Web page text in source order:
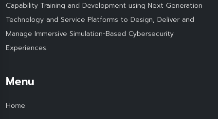
Capability Training and Development using Next Generation
Technology and Service Platforms to Design, Deliver and
Manage Immersive Simulation-Based Cybersecurity
Experiences.
Menu
Home